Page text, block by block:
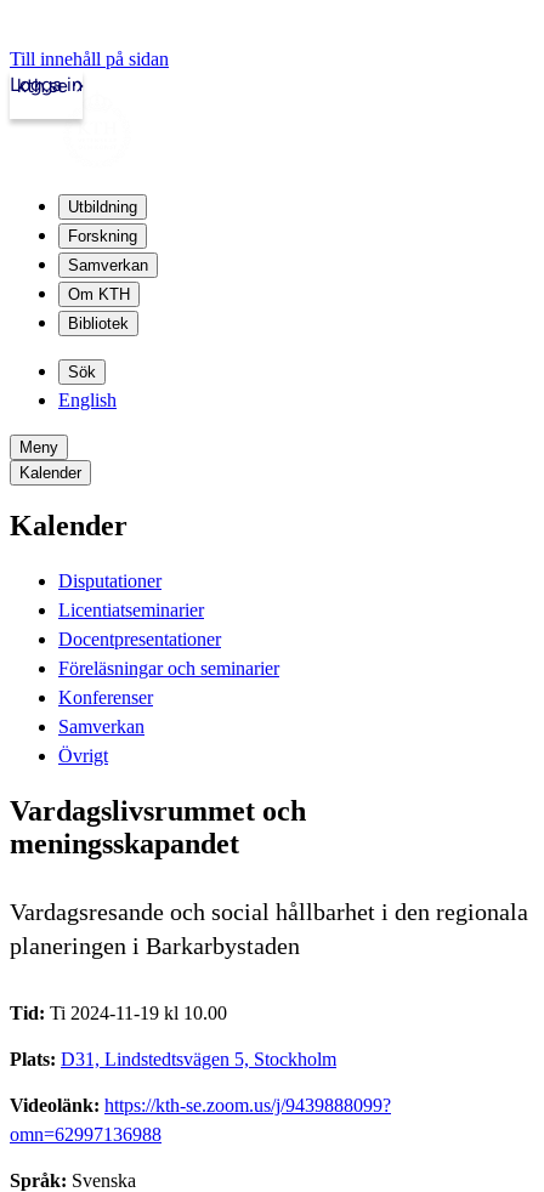
Till innehåll på sidan
kth.se
Logga in
Utbildning
Forskning
Samverkan
Om KTH
Bibliotek
Sök
English
Meny
Kalender
Kalender
Disputationer
Licentiatseminarier
Docentpresentationer
Föreläsningar och seminarier
Konferenser
Samverkan
Övrigt
Vardagslivsrummet och
meningsskapandet
Vardagsresande och social hållbarhet i den regionala
planeringen i Barkarbystaden
Tid: Ti 2024-11-19 kl 10.00
Plats: D31, Lindstedtsvägen 5, Stockholm
Videolänk: https://kth-se.zoom.us/j/9439888099?
omn=62997136988
Språk: Svenska